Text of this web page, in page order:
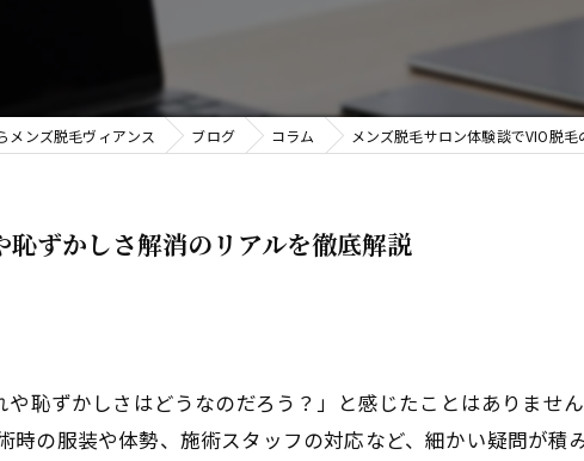
メンズ脱毛ヴィアンス ブログ コラム メンズ脱毛サロン体験談でVIO脱
ずかしさ解消のリアルを徹底解説
恥ずかしさはどうなのだろう？」と感じたことはありませ
の服装や体勢、施術スタッフの対応など、細かい疑問が積